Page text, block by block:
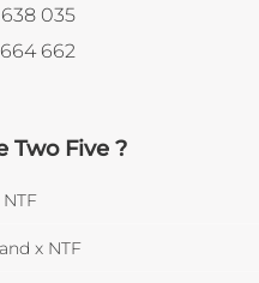
035
662
Two Five ?
x NTF